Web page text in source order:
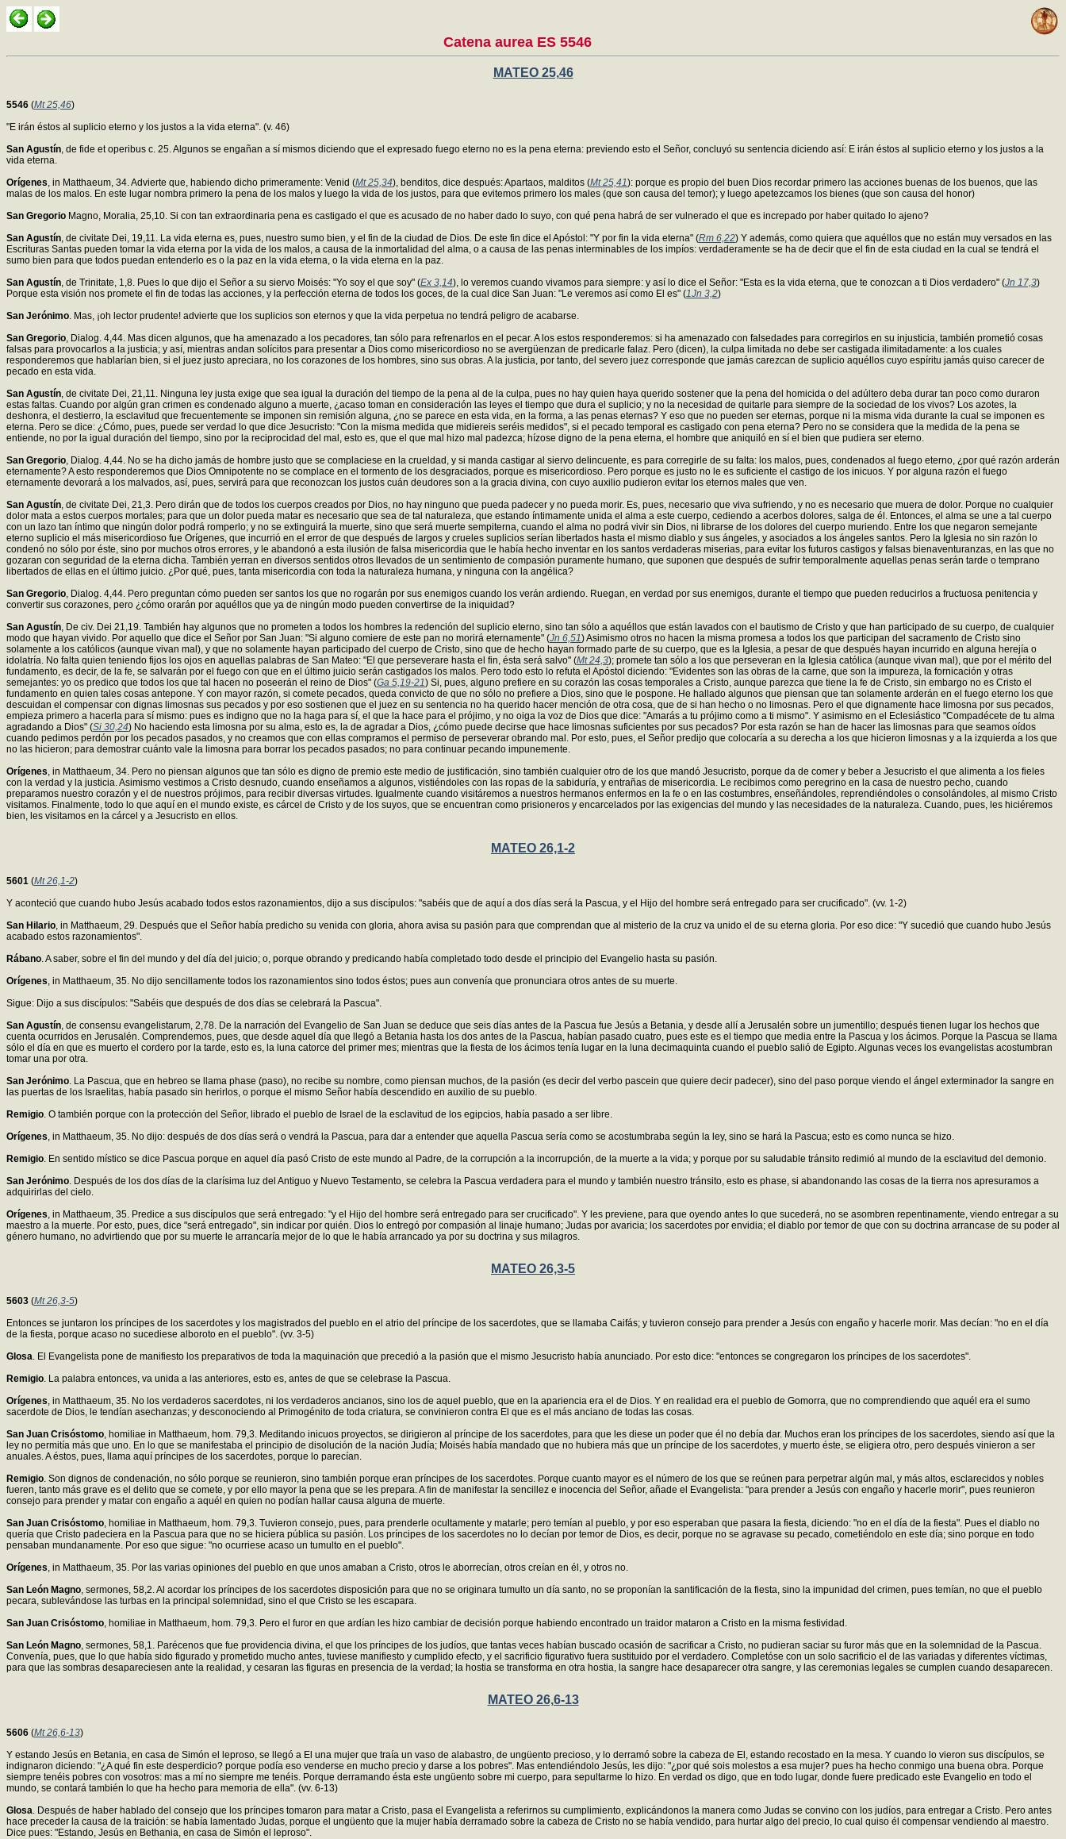
Catena aurea ES 5546
MATEO 25,46
5546 (Mt 25,46)
"E irán éstos al suplicio eterno y los justos a la vida eterna". (v. 46)
San Agustín, de fide et operibus c. 25. Algunos se engañan a sí mismos diciendo que el expresado fuego eterno no es la pena eterna: previendo esto el Señor, concluyó su sentencia diciendo así: E irán éstos al suplicio eterno y los justos a la
vida eterna.
Orígenes, in Matthaeum, 34. Advierte que, habiendo dicho primeramente: Venid (Mt 25,34), benditos, dice después: Apartaos, malditos (Mt 25,41): porque es propio del buen Dios recordar primero las acciones buenas de los buenos, que las
malas de los malos. En este lugar nombra primero la pena de los malos y luego la vida de los justos, para que evitemos primero los males (que son causa del temor); y luego apetezcamos los bienes (que son causa del honor)
San Gregorio Magno, Moralia, 25,10. Si con tan extraordinaria pena es castigado el que es acusado de no haber dado lo suyo, con qué pena habrá de ser vulnerado el que es increpado por haber quitado lo ajeno?
San Agustín, de civitate Dei, 19,11. La vida eterna es, pues, nuestro sumo bien, y el fin de la ciudad de Dios. De este fin dice el Apóstol: "Y por fin la vida eterna" (Rm 6,22) Y además, como quiera que aquéllos que no están muy versados en las
Escrituras Santas pueden tomar la vida eterna por la vida de los malos, a causa de la inmortalidad del alma, o a causa de las penas interminables de los impíos: verdaderamente se ha de decir que el fin de esta ciudad en la cual se tendrá el
sumo bien para que todos puedan entenderlo es o la paz en la vida eterna, o la vida eterna en la paz.
San Agustín, de Trinitate, 1,8. Pues lo que dijo el Señor a su siervo Moisés: "Yo soy el que soy" (Ex 3,14), lo veremos cuando vivamos para siempre: y así lo dice el Señor: "Esta es la vida eterna, que te conozcan a ti Dios verdadero" (Jn 17,3)
Porque esta visión nos promete el fin de todas las acciones, y la perfección eterna de todos los goces, de la cual dice San Juan: "Le veremos así como El es" (1Jn 3,2)
San Jerónimo. Mas, ¡oh lector prudente! advierte que los suplicios son eternos y que la vida perpetua no tendrá peligro de acabarse.
San Gregorio, Dialog. 4,44. Mas dicen algunos, que ha amenazado a los pecadores, tan sólo para refrenarlos en el pecar. A los estos responderemos: si ha amenazado con falsedades para corregirlos en su injusticia, también prometió cosas
falsas para provocarlos a la justicia; y así, mientras andan solícitos para presentar a Dios como misericordioso no se avergüenzan de predicarle falaz. Pero (dicen), la culpa limitada no debe ser castigada ilimitadamente: a los cuales
responderemos que hablarían bien, si el juez justo apreciara, no los corazones de los hombres, sino sus obras. A la justicia, por tanto, del severo juez corresponde que jamás carezcan de suplicio aquéllos cuyo espíritu jamás quiso carecer de
pecado en esta vida.
San Agustín, de civitate Dei, 21,11. Ninguna ley justa exige que sea igual la duración del tiempo de la pena al de la culpa, pues no hay quien haya querido sostener que la pena del homicida o del adúltero deba durar tan poco como duraron
estas faltas. Cuando por algún gran crimen es condenado alguno a muerte, ¿acaso toman en consideración las leyes el tiempo que dura el suplicio; y no la necesidad de quitarle para siempre de la sociedad de los vivos? Los azotes, la
deshonra, el destierro, la esclavitud que frecuentemente se imponen sin remisión alguna, ¿no se parece en esta vida, en la forma, a las penas eternas? Y eso que no pueden ser eternas, porque ni la misma vida durante la cual se imponen es
eterna. Pero se dice: ¿Cómo, pues, puede ser verdad lo que dice Jesucristo: "Con la misma medida que midiereis seréis medidos", si el pecado temporal es castigado con pena eterna? Pero no se considera que la medida de la pena se
entiende, no por la igual duración del tiempo, sino por la reciprocidad del mal, esto es, que el que mal hizo mal padezca; hízose digno de la pena eterna, el hombre que aniquiló en sí el bien que pudiera ser eterno.
San Gregorio, Dialog. 4,44. No se ha dicho jamás de hombre justo que se complaciese en la crueldad, y si manda castigar al siervo delincuente, es para corregirle de su falta: los malos, pues, condenados al fuego eterno, ¿por qué razón arderán
eternamente? A esto responderemos que Dios Omnipotente no se complace en el tormento de los desgraciados, porque es misericordioso. Pero porque es justo no le es suficiente el castigo de los inicuos. Y por alguna razón el fuego
eternamente devorará a los malvados, así, pues, servirá para que reconozcan los justos cuán deudores son a la gracia divina, con cuyo auxilio pudieron evitar los eternos males que ven.
San Agustín, de civitate Dei, 21,3. Pero dirán que de todos los cuerpos creados por Dios, no hay ninguno que pueda padecer y no pueda morir. Es, pues, necesario que viva sufriendo, y no es necesario que muera de dolor. Porque no cualquier
dolor mata a estos cuerpos mortales; para que un dolor pueda matar es necesario que sea de tal naturaleza, que estando íntimamente unida el alma a este cuerpo, cediendo a acerbos dolores, salga de él. Entonces, el alma se une a tal cuerpo
con un lazo tan íntimo que ningún dolor podrá romperlo; y no se extinguirá la muerte, sino que será muerte sempiterna, cuando el alma no podrá vivir sin Dios, ni librarse de los dolores del cuerpo muriendo. Entre los que negaron semejante
eterno suplicio el más misericordioso fue Orígenes, que incurrió en el error de que después de largos y crueles suplicios serían libertados hasta el mismo diablo y sus ángeles, y asociados a los ángeles santos. Pero la Iglesia no sin razón lo
condenó no sólo por éste, sino por muchos otros errores, y le abandonó a esta ilusión de falsa misericordia que le había hecho inventar en los santos verdaderas miserias, para evitar los futuros castigos y falsas bienaventuranzas, en las que no
gozaran con seguridad de la eterna dicha. También yerran en diversos sentidos otros llevados de un sentimiento de compasión puramente humano, que suponen que después de sufrir temporalmente aquellas penas serán tarde o temprano
libertados de ellas en el último juicio. ¿Por qué, pues, tanta misericordia con toda la naturaleza humana, y ninguna con la angélica?
San Gregorio, Dialog. 4,44. Pero preguntan cómo pueden ser santos los que no rogarán por sus enemigos cuando los verán ardiendo. Ruegan, en verdad por sus enemigos, durante el tiempo que pueden reducirlos a fructuosa penitencia y
convertir sus corazones, pero ¿cómo orarán por aquéllos que ya de ningún modo pueden convertirse de la iniquidad?
San Agustín, De civ. Dei 21,19. También hay algunos que no prometen a todos los hombres la redención del suplicio eterno, sino tan sólo a aquéllos que están lavados con el bautismo de Cristo y que han participado de su cuerpo, de cualquier
modo que hayan vivido. Por aquello que dice el Señor por San Juan: "Si alguno comiere de este pan no morirá eternamente" (Jn 6,51) Asimismo otros no hacen la misma promesa a todos los que participan del sacramento de Cristo sino
solamente a los católicos (aunque vivan mal), y que no solamente hayan participado del cuerpo de Cristo, sino que de hecho hayan formado parte de su cuerpo, que es la Iglesia, a pesar de que después hayan incurrido en alguna herejía o
idolatría. No falta quien teniendo fijos los ojos en aquellas palabras de San Mateo: "El que perseverare hasta el fin, ésta será salvo" (Mt 24,3); promete tan sólo a los que perseveran en la Iglesia católica (aunque vivan mal), que por el mérito del
fundamento, es decir, de la fe, se salvarán por el fuego con que en el último juicio serán castigados los malos. Pero todo esto lo refuta el Apóstol diciendo: "Evidentes son las obras de la carne, que son la impureza, la fornicación y otras
semejantes: yo os predico que todos los que tal hacen no poseerán el reino de Dios" (Ga 5,19-21) Si, pues, alguno prefiere en su corazón las cosas temporales a Cristo, aunque parezca que tiene la fe de Cristo, sin embargo no es Cristo el
fundamento en quien tales cosas antepone. Y con mayor razón, si comete pecados, queda convicto de que no sólo no prefiere a Dios, sino que le pospone. He hallado algunos que piensan que tan solamente arderán en el fuego eterno los que
descuidan el compensar con dignas limosnas sus pecados y por eso sostienen que el juez en su sentencia no ha querido hacer mención de otra cosa, que de si han hecho o no limosnas. Pero el que dignamente hace limosna por sus pecados,
empieza primero a hacerla para sí mismo: pues es indigno que no la haga para sí, el que la hace para el prójimo, y no oiga la voz de Dios que dice: "Amarás a tu prójimo como a ti mismo". Y asimismo en el Eclesiástico "Compadécete de tu alma
agradando a Dios" (Si 30,24) No haciendo esta limosna por su alma, esto es, la de agradar a Dios, ¿cómo puede decirse que hace limosnas suficientes por sus pecados? Por esta razón se han de hacer las limosnas para que seamos oídos
cuando pedimos perdón por los pecados pasados, y no creamos que con ellas compramos el permiso de perseverar obrando mal. Por esto, pues, el Señor predijo que colocaría a su derecha a los que hicieron limosnas y a la izquierda a los que
no las hicieron; para demostrar cuánto vale la limosna para borrar los pecados pasados; no para continuar pecando impunemente.
Orígenes, in Matthaeum, 34. Pero no piensan algunos que tan sólo es digno de premio este medio de justificación, sino también cualquier otro de los que mandó Jesucristo, porque da de comer y beber a Jesucristo el que alimenta a los fieles
con la verdad y la justicia. Asimismo vestimos a Cristo desnudo, cuando enseñamos a algunos, vistiéndoles con las ropas de la sabiduría, y entrañas de misericordia. Le recibimos como peregrino en la casa de nuestro pecho, cuando
preparamos nuestro corazón y el de nuestros prójimos, para recibir diversas virtudes. Igualmente cuando visitáremos a nuestros hermanos enfermos en la fe o en las costumbres, enseñándoles, reprendiéndoles o consolándoles, al mismo Cristo
visitamos. Finalmente, todo lo que aquí en el mundo existe, es cárcel de Cristo y de los suyos, que se encuentran como prisioneros y encarcelados por las exigencias del mundo y las necesidades de la naturaleza. Cuando, pues, les hiciéremos
bien, les visitamos en la cárcel y a Jesucristo en ellos.
MATEO 26,1-2
5601 (Mt 26,1-2)
Y aconteció que cuando hubo Jesús acabado todos estos razonamientos, dijo a sus discípulos: "sabéis que de aquí a dos días será la Pascua, y el Hijo del hombre será entregado para ser crucificado". (vv. 1-2)
San Hilario, in Matthaeum, 29. Después que el Señor había predicho su venida con gloria, ahora avisa su pasión para que comprendan que al misterio de la cruz va unido el de su eterna gloria. Por eso dice: "Y sucedió que cuando hubo Jesús
acabado estos razonamientos".
Rábano. A saber, sobre el fin del mundo y del día del juicio; o, porque obrando y predicando había completado todo desde el principio del Evangelio hasta su pasión.
Orígenes, in Matthaeum, 35. No dijo sencillamente todos los razonamientos sino todos éstos; pues aun convenía que pronunciara otros antes de su muerte.
Sigue: Dijo a sus discípulos: "Sabéis que después de dos días se celebrará la Pascua".
San Agustín, de consensu evangelistarum, 2,78. De la narración del Evangelio de San Juan se deduce que seis días antes de la Pascua fue Jesús a Betania, y desde allí a Jerusalén sobre un jumentillo; después tienen lugar los hechos que
cuenta ocurridos en Jerusalén. Comprendemos, pues, que desde aquel día que llegó a Betania hasta los dos antes de la Pascua, habían pasado cuatro, pues este es el tiempo que media entre la Pascua y los ácimos. Porque la Pascua se llama
sólo el día en que es muerto el cordero por la tarde, esto es, la luna catorce del primer mes; mientras que la fiesta de los ácimos tenía lugar en la luna decimaquinta cuando el pueblo salió de Egipto. Algunas veces los evangelistas acostumbran
tomar una por otra.
San Jerónimo. La Pascua, que en hebreo se llama phase (paso), no recibe su nombre, como piensan muchos, de la pasión (es decir del verbo pascein que quiere decir padecer), sino del paso porque viendo el ángel exterminador la sangre en
las puertas de los Israelitas, había pasado sin herirlos, o porque el mismo Señor había descendido en auxilio de su pueblo.
Remigio. O también porque con la protección del Señor, librado el pueblo de Israel de la esclavitud de los egipcios, había pasado a ser libre.
Orígenes, in Matthaeum, 35. No dijo: después de dos días será o vendrá la Pascua, para dar a entender que aquella Pascua sería como se acostumbraba según la ley, sino se hará la Pascua; esto es como nunca se hizo.
Remigio. En sentido místico se dice Pascua porque en aquel día pasó Cristo de este mundo al Padre, de la corrupción a la incorrupción, de la muerte a la vida; y porque por su saludable tránsito redimió al mundo de la esclavitud del demonio.
San Jerónimo. Después de los dos días de la clarísima luz del Antiguo y Nuevo Testamento, se celebra la Pascua verdadera para el mundo y también nuestro tránsito, esto es phase, si abandonando las cosas de la tierra nos apresuramos a
adquirirlas del cielo.
Orígenes, in Matthaeum, 35. Predice a sus discípulos que será entregado: "y el Hijo del hombre será entregado para ser crucificado". Y les previene, para que oyendo antes lo que sucederá, no se asombren repentinamente, viendo entregar a su
maestro a la muerte. Por esto, pues, dice "será entregado", sin indicar por quién. Dios lo entregó por compasión al linaje humano; Judas por avaricia; los sacerdotes por envidia; el diablo por temor de que con su doctrina arrancase de su poder al
género humano, no advirtiendo que por su muerte le arrancaría mejor de lo que le había arrancado ya por su doctrina y sus milagros.
MATEO 26,3-5
5603 (Mt 26,3-5)
Entonces se juntaron los príncipes de los sacerdotes y los magistrados del pueblo en el atrio del príncipe de los sacerdotes, que se llamaba Caifás; y tuvieron consejo para prender a Jesús con engaño y hacerle morir. Mas decían: "no en el día
de la fiesta, porque acaso no sucediese alboroto en el pueblo". (vv. 3-5)
Glosa. El Evangelista pone de manifiesto los preparativos de toda la maquinación que precedió a la pasión que el mismo Jesucristo había anunciado. Por esto dice: "entonces se congregaron los príncipes de los sacerdotes".
Remigio. La palabra entonces, va unida a las anteriores, esto es, antes de que se celebrase la Pascua.
Orígenes, in Matthaeum, 35. No los verdaderos sacerdotes, ni los verdaderos ancianos, sino los de aquel pueblo, que en la apariencia era el de Dios. Y en realidad era el pueblo de Gomorra, que no comprendiendo que aquél era el sumo
sacerdote de Dios, le tendían asechanzas; y desconociendo al Primogénito de toda criatura, se convinieron contra El que es el más anciano de todas las cosas.
San Juan Crisóstomo, homiliae in Matthaeum, hom. 79,3. Meditando inicuos proyectos, se dirigieron al príncipe de los sacerdotes, para que les diese un poder que él no debía dar. Muchos eran los príncipes de los sacerdotes, siendo así que la
ley no permitía más que uno. En lo que se manifestaba el principio de disolución de la nación Judía; Moisés había mandado que no hubiera más que un príncipe de los sacerdotes, y muerto éste, se eligiera otro, pero después vinieron a ser
anuales. A éstos, pues, llama aquí príncipes de los sacerdotes, porque lo parecían.
Remigio. Son dignos de condenación, no sólo porque se reunieron, sino también porque eran príncipes de los sacerdotes. Porque cuanto mayor es el número de los que se reúnen para perpetrar algún mal, y más altos, esclarecidos y nobles
fueren, tanto más grave es el delito que se comete, y por ello mayor la pena que se les prepara. A fin de manifestar la sencillez e inocencia del Señor, añade el Evangelista: "para prender a Jesús con engaño y hacerle morir", pues reunieron
consejo para prender y matar con engaño a aquél en quien no podían hallar causa alguna de muerte.
San Juan Crisóstomo, homiliae in Matthaeum, hom. 79,3. Tuvieron consejo, pues, para prenderle ocultamente y matarle; pero temían al pueblo, y por eso esperaban que pasara la fiesta, diciendo: "no en el día de la fiesta". Pues el diablo no
quería que Cristo padeciera en la Pascua para que no se hiciera pública su pasión. Los príncipes de los sacerdotes no lo decían por temor de Dios, es decir, porque no se agravase su pecado, cometiéndolo en este día; sino porque en todo
pensaban mundanamente. Por eso que sigue: "no ocurriese acaso un tumulto en el pueblo".
Orígenes, in Matthaeum, 35. Por las varias opiniones del pueblo en que unos amaban a Cristo, otros le aborrecían, otros creían en él, y otros no.
San León Magno, sermones, 58,2. Al acordar los príncipes de los sacerdotes disposición para que no se originara tumulto un día santo, no se proponían la santificación de la fiesta, sino la impunidad del crimen, pues temían, no que el pueblo
pecara, sublevándose las turbas en la principal solemnidad, sino el que Cristo se les escapara.
San Juan Crisóstomo, homiliae in Matthaeum, hom. 79,3. Pero el furor en que ardían les hizo cambiar de decisión porque habiendo encontrado un traidor mataron a Cristo en la misma festividad.
San León Magno, sermones, 58,1. Parécenos que fue providencia divina, el que los príncipes de los judíos, que tantas veces habían buscado ocasión de sacrificar a Cristo, no pudieran saciar su furor más que en la solemnidad de la Pascua.
Convenía, pues, que lo que había sido figurado y prometido mucho antes, tuviese manifiesto y cumplido efecto, y el sacrificio figurativo fuera sustituido por el verdadero. Completóse con un solo sacrificio el de las variadas y diferentes víctimas,
para que las sombras desapareciesen ante la realidad, y cesaran las figuras en presencia de la verdad; la hostia se transforma en otra hostia, la sangre hace desaparecer otra sangre, y las ceremonias legales se cumplen cuando desaparecen.
MATEO 26,6-13
5606 (Mt 26,6-13)
Y estando Jesús en Betania, en casa de Simón el leproso, se llegó a El una mujer que traía un vaso de alabastro, de ungüento precioso, y lo derramó sobre la cabeza de El, estando recostado en la mesa. Y cuando lo vieron sus discípulos, se
indignaron diciendo: "¿A qué fin este desperdicio? porque podía eso venderse en mucho precio y darse a los pobres". Mas entendiéndolo Jesús, les dijo: "¿por qué sois molestos a esa mujer? pues ha hecho conmigo una buena obra. Porque
siempre tenéis pobres con vosotros: mas a mí no siempre me tenéis. Porque derramando ésta este ungüento sobre mi cuerpo, para sepultarme lo hizo. En verdad os digo, que en todo lugar, donde fuere predicado este Evangelio en todo el
mundo, se contará también lo que ha hecho para memoria de ella". (vv. 6-13)
Glosa . Después de haber hablado del consejo que los príncipes tomaron para matar a Cristo, pasa el Evangelista a referirnos su cumplimiento, explicándonos la manera como Judas se convino con los judíos, para entregar a Cristo. Pero antes
hace preceder la causa de la traición: se había lamentado Judas, porque el ungüento que la mujer había derramado sobre la cabeza de Cristo no se había vendido, para hurtar algo del precio, lo cual quiso él compensar vendiendo al maestro.
Dice pues: "Estando, Jesús en Bethania, en casa de Simón el leproso".